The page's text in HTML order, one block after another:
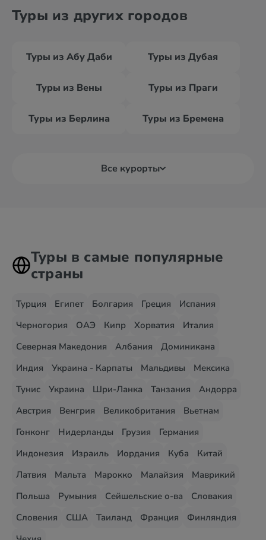
Туры из других городов
Туры из Абу Даби Туры из Дубая
Туры из Вены Туры из Праги
Туры из Берлина Туры из Бремена
Все курорты
Туры в самые популярные
страны
Турция Египет Болгария Греция
Испания
Черногория
ОАЭ Кипр Хорватия
Италия
Северная Македония
Албания
Доминикана
Индия
Украина - Карпаты Мальдивы
Мексика
Тунис
Украина Шри-Ланка Танзания
Андорра
Австрия
Венгрия Великобритания
Вьетнам
Гонконг
Нидерланды Грузия
Германия
Индонезия
Израиль Иордания Куба
Китай
Латвия
Мальта Марокко Малайзия
Маврикий
Польша
Румыния Сейшельские о-ва
Словакия
Словения
США Таиланд Франция
Финляндия